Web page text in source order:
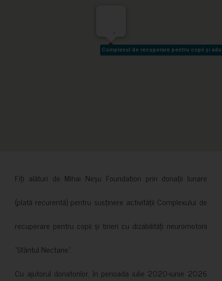
Complexul de recuperare pentru copii și
Complexul de recuperare pentru copii și
-
Fiți alături de Mihai Neșu Foundation prin donații lunare
(plată recurentă) pentru susținere activității Complexului de
recuperare pentru copii și tineri cu dizabilități neuromotorii
”Sfântul Nectarie”.
Cu ajutorul donatorilor, în perioada iulie 2020-iunie 2026